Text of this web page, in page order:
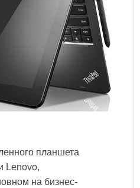
планшета
Lenovo,
на бизнес-